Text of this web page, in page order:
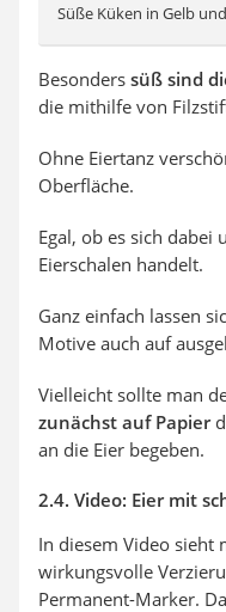
Süße Küken in Gelb
Besonders süß sind
die mithilfe von
Ohne Eiertanz
Oberfläche.
Egal, ob es sich dabei
Eierschalen handelt.
Ganz einfach lassen
Motive auch auf
Vielleicht sollte man
zunächst auf Papier
an die Eier begeben.
2.4. Video: Eier mit
In diesem Video sieht
wirkungsvolle
Permanent-Marker.